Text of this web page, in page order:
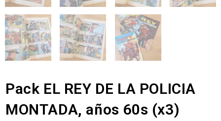
Pack EL REY DE LA POLICIA
MONTADA, años 60s (x3)